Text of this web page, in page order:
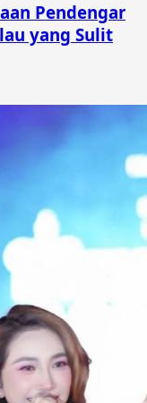
Pendengar
yang Sulit